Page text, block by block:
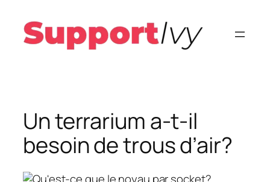
contenu
Un terrarium a-t-il
besoin de trous d’air?